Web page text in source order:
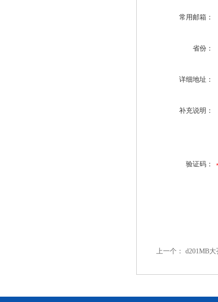
常用邮箱：
省份：
详细地址：
补充说明：
验证码：
上一个： d201MB